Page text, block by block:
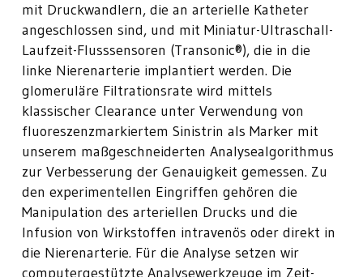
mit Druckwandlern, die an arterielle Katheter
angeschlossen sind, und mit Miniatur-Ultraschall-
Laufzeit-Flusssensoren (Transonic®), die in die
linke Nierenarterie implantiert werden. Die
glomeruläre Filtrationsrate wird mittels
klassischer Clearance unter Verwendung von
fluoreszenzmarkiertem Sinistrin als Marker mit
unserem maßgeschneiderten Analysealgorithmus
zur Verbesserung der Genauigkeit gemessen. Zu
den experimentellen Eingriffen gehören die
Manipulation des arteriellen Drucks und die
Infusion von Wirkstoffen intravenös oder direkt in
die Nierenarterie. Für die Analyse setzen wir
computergestützte Analysewerkzeuge im Zeit-